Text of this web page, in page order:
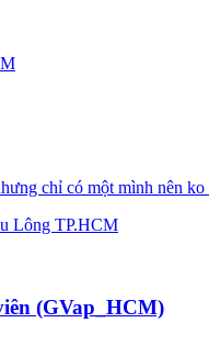
chỉ có một mình nên
Lông TP.HCM
(GVap_HCM)